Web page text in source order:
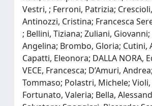
Vestri, ; Ferroni, Patrizia;
Antinozzi, Cristina; Francesca
; Bellini, Tiziana; Zuliani,
Angelina; Brombo, Gloria; Cutini,
Capatti, Eleonora; DALLA NORA,
VECE, Francesca; D’Amuri,
Tommaso; Polastri, Michele;
Fortunato, Valeria; Bella,